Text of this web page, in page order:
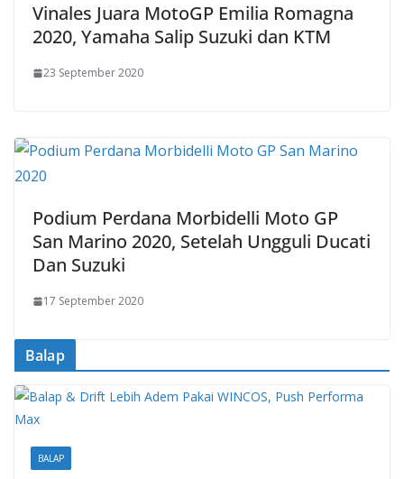
Vinales Juara MotoGP Emilia Romagna
2020, Yamaha Salip Suzuki dan KTM
23 September 2020
Podium Perdana Morbidelli Moto GP
San Marino 2020, Setelah Ungguli Ducati
Dan Suzuki
17 September 2020
Balap
BALAP